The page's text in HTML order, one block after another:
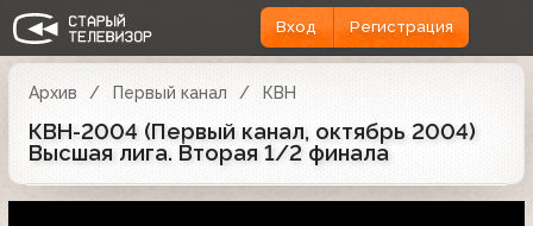
Вход Регистрация
Архив Первый канал КВН
КВН-2004 (Первый канал, октябрь 2004)
Высшая лига. Вторая 1/2 финала